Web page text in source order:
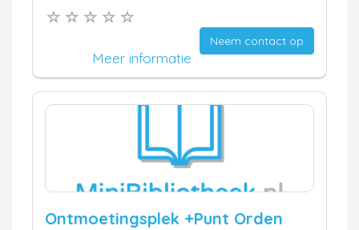
Neem contact op
Meer informatie
Ontmoetingsplek +Punt Orden